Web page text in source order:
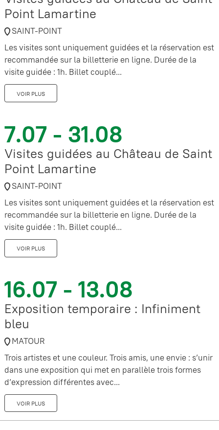
Point Lamartine
SAINT-POINT
Les visites sont uniquement guidées et la réservation est
recommandée sur la billetterie en ligne. Durée de la
visite guidée : 1h. Billet couplé...
VOIR PLUS
7.07 - 31.08
Visites guidées au Château de Saint
Point Lamartine
SAINT-POINT
Les visites sont uniquement guidées et la réservation est
recommandée sur la billetterie en ligne. Durée de la
visite guidée : 1h. Billet couplé...
VOIR PLUS
16.07 - 13.08
Exposition temporaire : Infiniment
bleu
MATOUR
Trois artistes et une couleur. Trois amis, une envie : s’unir
dans une exposition qui met en parallèle trois formes
d’expression différentes avec...
VOIR PLUS